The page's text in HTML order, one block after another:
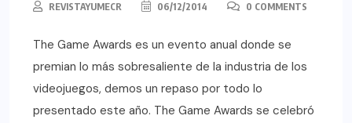
REVISTAYUMECR 06/12/2014 0 COMMENTS
The Game Awards es un evento anual donde se
premian lo más sobresaliente de la industria de los
videojuegos, demos un repaso por todo lo
presentado este año. The Game Awards se celebró